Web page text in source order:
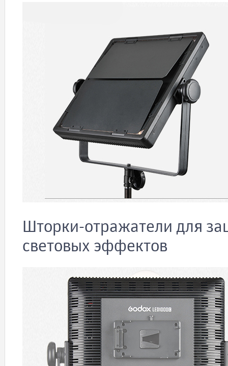
Шторки-отражатели для
световых эффектов